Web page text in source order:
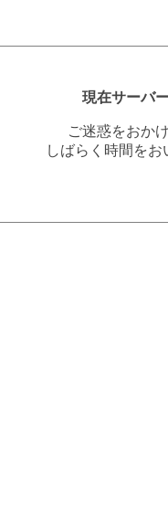
現在サーバ
ご迷惑をおか
しばらく時間を